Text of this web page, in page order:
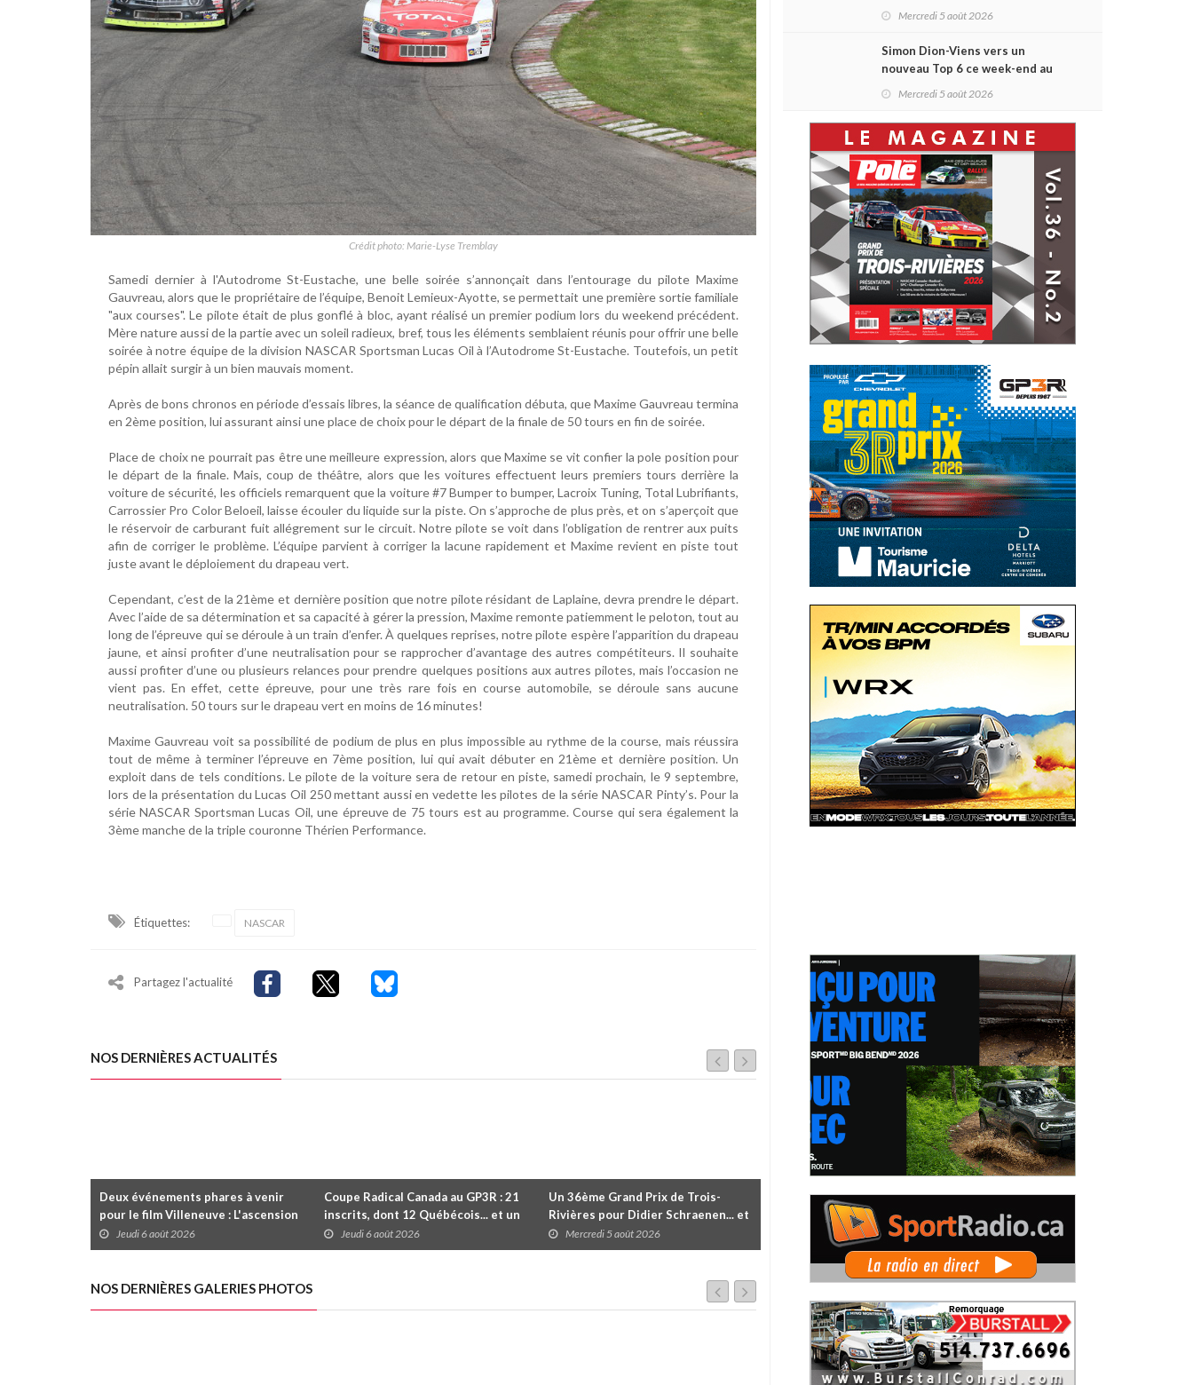
Crédit photo: Marie-Lyse Tremblay
Samedi dernier à l'Autodrome St-Eustache, une belle soirée s’annonçait dans l’entourage du pilote Maxime
Gauvreau, alors que le propriétaire de l’équipe, Benoit Lemieux-Ayotte, se permettait une première sortie familiale
"aux courses". Le pilote était de plus gonflé à bloc, ayant réalisé un premier podium lors du weekend précédent.
Mère nature aussi de la partie avec un soleil radieux, bref, tous les éléments semblaient réunis pour offrir une belle
soirée à notre équipe de la division NASCAR Sportsman Lucas Oil à l’Autodrome St-Eustache. Toutefois, un petit
pépin allait surgir à un bien mauvais moment.
Après de bons chronos en période d’essais libres, la séance de qualification débuta, que Maxime Gauvreau termina
en 2ème position, lui assurant ainsi une place de choix pour le départ de la finale de 50 tours en fin de soirée.
Place de choix ne pourrait pas être une meilleure expression, alors que Maxime se vit confier la pole position pour
le départ de la finale. Mais, coup de théâtre, alors que les voitures effectuent leurs premiers tours derrière la
voiture de sécurité, les officiels remarquent que la voiture #7 Bumper to bumper, Lacroix Tuning, Total Lubrifiants,
Carrossier Pro Color Beloeil, laisse écouler du liquide sur la piste. On s’approche de plus près, et on s’aperçoit que
le réservoir de carburant fuit allégrement sur le circuit. Notre pilote se voit dans l’obligation de rentrer aux puits
afin de corriger le problème. L’équipe parvient à corriger la lacune rapidement et Maxime revient en piste tout
juste avant le déploiement du drapeau vert.
Cependant, c’est de la 21ème et dernière position que notre pilote résidant de Laplaine, devra prendre le départ.
Avec l’aide de sa détermination et sa capacité à gérer la pression, Maxime remonte patiemment le peloton, tout au
long de l’épreuve qui se déroule à un train d’enfer. À quelques reprises, notre pilote espère l’apparition du drapeau
jaune, et ainsi profiter d’une neutralisation pour se rapprocher d’avantage des autres compétiteurs. Il souhaite
aussi profiter d’une ou plusieurs relances pour prendre quelques positions aux autres pilotes, mais l’occasion ne
vient pas. En effet, cette épreuve, pour une très rare fois en course automobile, se déroule sans aucune
neutralisation. 50 tours sur le drapeau vert en moins de 16 minutes!
Maxime Gauvreau voit sa possibilité de podium de plus en plus impossible au rythme de la course, mais réussira
tout de même à terminer l’épreuve en 7ème position, lui qui avait débuter en 21ème et dernière position. Un
exploit dans de tels conditions. Le pilote de la voiture sera de retour en piste, samedi prochain, le 9 septembre,
lors de la présentation du Lucas Oil 250 mettant aussi en vedette les pilotes de la série NASCAR Pinty’s. Pour la
série NASCAR Sportsman Lucas Oil, une épreuve de 75 tours est au programme. Course qui sera également la
3ème manche de la triple couronne Thérien Performance.
Étiquettes: NASCAR
Partagez l'actualité
NOS DERNIÈRES ACTUALITÉS
Deux événements phares à venir
pour le film Villeneuve : L'ascension
d'une légende (+ vidéo)
Jeudi 6 août 2026
Coupe Radical Canada au GP3R : 21
inscrits, dont 12 Québécois... et un
premier gain d'Antoine Sénéchal
dans la série ?
Jeudi 6 août 2026
Un 36ème Grand Prix de Trois-
Rivières pour Didier Schraenen... et
une première en Challenge Canada
Mercredi 5 août 2026
Valérie Limoges et Alex Tagliani : La
victoire pour objectif au GP3R, dans
trois séries différentes
Mercredi 5 août 2026
Simon Dion-Viens vers un nouveau
Top 6 ce week-end au GP3R, en
NASCAR Canada ?
Mercredi 5 août 2026
NOS DERNIÈRES GALERIES PHOTOS
dans trois séries différentes
Mercredi 5 août 2026
Simon Dion-Viens vers un
nouveau Top 6 ce week-end au
GP3R, en série NASCAR Canada ?
Mercredi 5 août 2026